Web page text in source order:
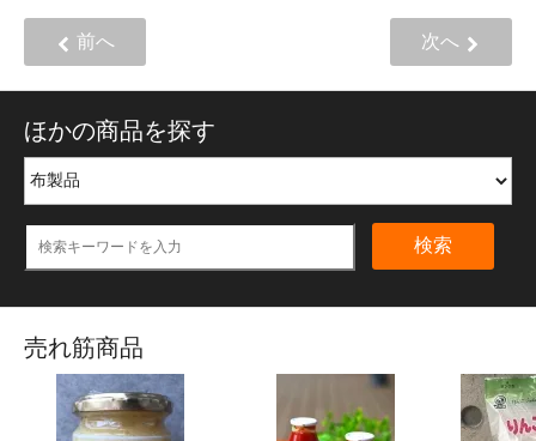
前へ 次へ
ほかの商品を探す
検索
売れ筋商品